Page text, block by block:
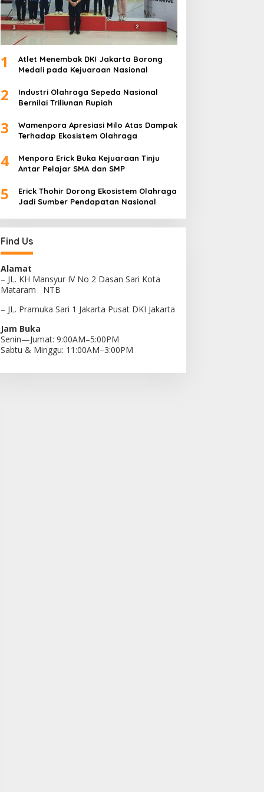
1
Atlet Menembak DKI Jakarta Borong
Medali pada Kejuaraan Nasional
2
Industri Olahraga Sepeda Nasional
Bernilai Triliunan Rupiah
3
Wamenpora Apresiasi Milo Atas Dampak
Terhadap Ekosistem Olahraga
4
Menpora Erick Buka Kejuaraan Tinju
Antar Pelajar SMA dan SMP
5
Erick Thohir Dorong Ekosistem Olahraga
Jadi Sumber Pendapatan Nasional
Find Us
Alamat
– JL. KH Mansyur IV No 2 Dasan Sari Kota
Mataram NTB
– JL. Pramuka Sari 1 Jakarta Pusat DKI Jakarta
Jam Buka
Senin—Jumat: 9:00AM–5:00PM
Sabtu & Minggu: 11:00AM–3:00PM